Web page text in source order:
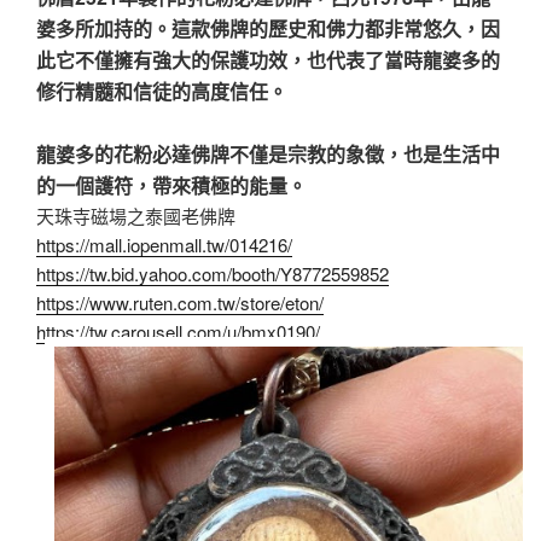
婆多所加持的。這款佛牌的歷史和佛力都非常悠久，因
此它不僅擁有強大的保護功效，也代表了當時龍婆多的
修行精髓和信徒的高度信任。
龍婆多的花粉必達佛牌不僅是宗教的象徵，也是生活中
的一個護符，帶來積極的能量。
天珠寺磁場之泰國老佛牌
https://mall.iopenmall.tw/014216/
https://tw.bid.yahoo.com/booth/Y8772559852
https://www.ruten.com.tw/store/eton/
https://tw.carousell.com/u/bmx0190/